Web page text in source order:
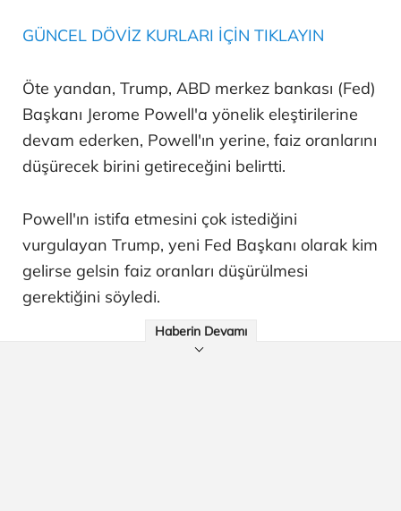
GÜNCEL DÖVİZ KURLARI İÇİN TIKLAYIN
Öte yandan, Trump, ABD merkez bankası (Fed)
Başkanı Jerome Powell'a yönelik eleştirilerine
devam ederken, Powell'ın yerine, faiz oranlarını
düşürecek birini getireceğini belirtti.
Powell'ın istifa etmesini çok istediğini
vurgulayan Trump, yeni Fed Başkanı olarak kim
gelirse gelsin faiz oranları düşürülmesi
gerektiğini söyledi.
Haberin Devamı